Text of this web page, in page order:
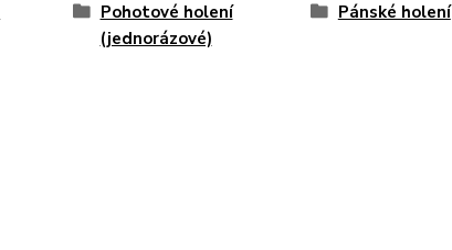
Pohotové holení
(jednorázové)
Pánské holení